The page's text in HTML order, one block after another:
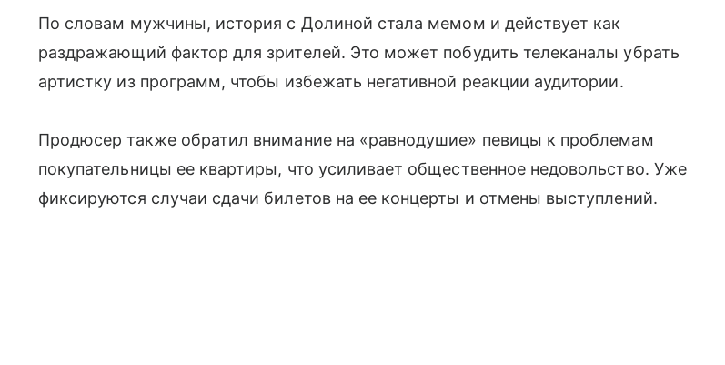
По словам мужчины, история с Долиной стала мемом и действует как
раздражающий фактор для зрителей. Это может побудить телеканалы убрать
артистку из программ, чтобы избежать негативной реакции аудитории.
Продюсер также обратил внимание на «равнодушие» певицы к проблемам
покупательницы ее квартиры, что усиливает общественное недовольство. Уже
фиксируются случаи сдачи билетов на ее концерты и отмены выступлений.